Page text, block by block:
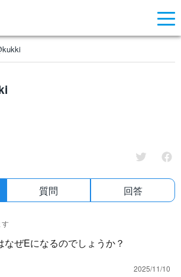
質問 回答
なぜEになるのでしょうか？
2025/11/10